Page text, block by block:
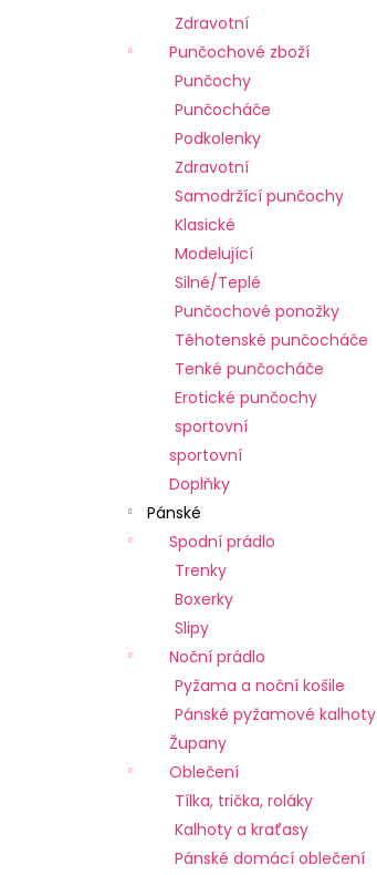
Zdravotní
Punčochové zboží
Punčochy
Punčocháče
Podkolenky
Zdravotní
Samodržící punčochy
Klasické
Modelující
Silné/Teplé
Punčochové ponožky
Těhotenské punčocháče
Tenké punčocháče
Erotické punčochy
sportovní
sportovní
Doplňky
Pánské
Spodní prádlo
Trenky
Boxerky
Slipy
Noční prádlo
Pyžama a noční košile
Pánské pyžamové kalhoty
Župany
Oblečení
Tílka, trička, roláky
Kalhoty a kraťasy
Pánské domácí oblečení